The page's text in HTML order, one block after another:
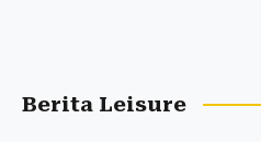
Berita Leisure